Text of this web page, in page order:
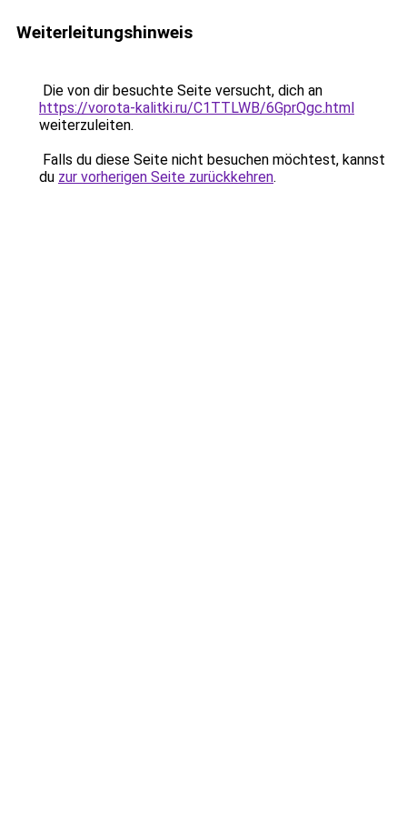
Weiterleitungshinweis
Die von dir besuchte Seite versucht, dich an
https://vorota-kalitki.ru/C1TTLWB/6GprQgc.html
weiterzuleiten.
Falls du diese Seite nicht besuchen möchtest, kannst
du zur vorherigen Seite zurückkehren.